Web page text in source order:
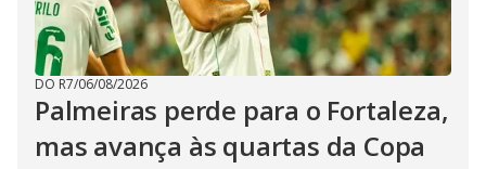
DO R7/06/08/2026
Palmeiras perde para o Fortaleza,
mas avança às quartas da Copa